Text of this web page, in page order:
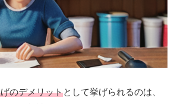
のデメリットとして挙げられるのは、